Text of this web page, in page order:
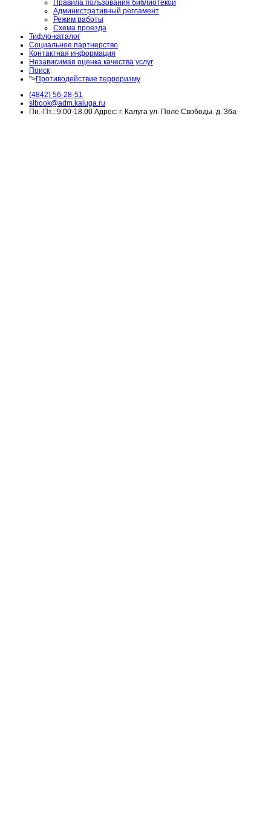
Правила пользования библиотекой
Административный регламент
Режим работы
Схема проезда
Тифло-каталог
Социальное партнерство
Контактная информация
Независимая оценка качества услуг
Поиск
">Противодействие терроризму
(4842) 56-28-51
slbook@adm.kaluga.ru
Пн.-Пт.: 9.00-18.00 Адрес: г. Калуга ул. Поле Свободы. д. 36а